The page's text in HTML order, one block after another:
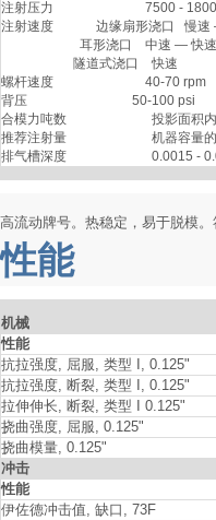
注射压力                            7500 -
注射速度             边缘扇形浇口   慢
                        耳形浇口    中速 — 快速
                      隧道式浇口    快速
螺杆速度                            40-70 rpm
背压                                50-100 psi
合模力吨数                          投影面积
推荐注射量                          机器容量
排气槽深度                          0.0015 -
高流动牌号。热稳定，易于脱模。
性能
机械
性能
抗拉强度, 屈服, 类型 I, 0.125"
抗拉强度, 断裂, 类型 I, 0.125"
拉伸伸长, 断裂, 类型 I 0.125"
挠曲强度, 屈服, 0.125"
挠曲模量, 0.125"
冲击
性能
伊佐德冲击值, 缺口, 73F